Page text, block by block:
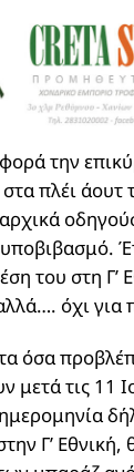
την
πλέι άουτ
του στη Γ’
όχι για
όσα
μετά τις 11
Γ’